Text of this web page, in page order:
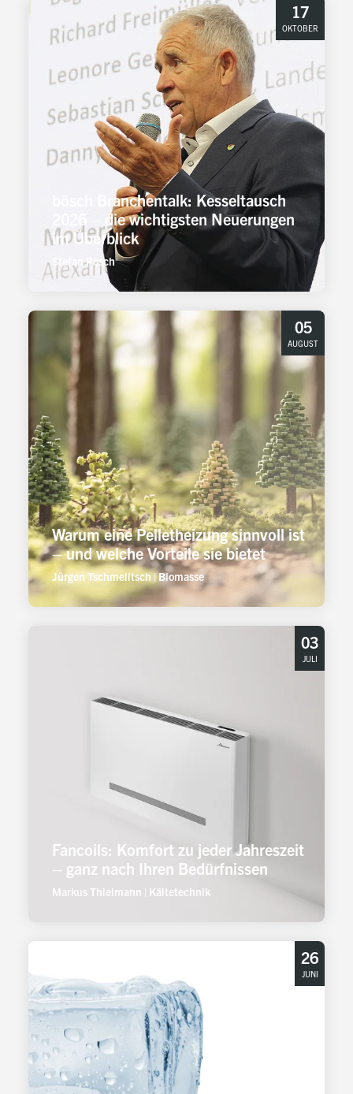
17
OKTOBER
bösch Branchentalk: Kesseltausch
2026 – die wichtigsten Neuerungen
im Überblick
Stefan Posch
05
AUGUST
Warum eine Pelletheizung sinnvoll ist
– und welche Vorteile sie bietet
Jürgen Tschmelitsch|Biomasse
03
JULI
Fancoils: Komfort zu jeder Jahreszeit
– ganz nach Ihren Bedürfnissen
Markus Thielmann | Kältetechnik
26
JUNI